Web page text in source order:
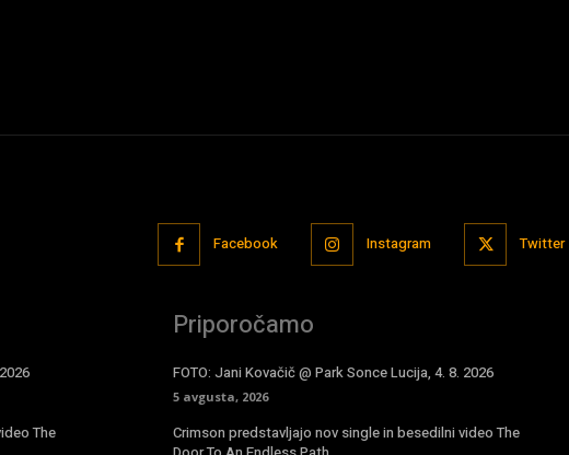
Facebook Instagram Twitter
The
Priporočamo
FOTO: Jani Kovačič @ Park Sonce Lucija, 4. 8. 2026
5 avgusta, 2026
Crimson predstavljajo nov single in besedilni video The